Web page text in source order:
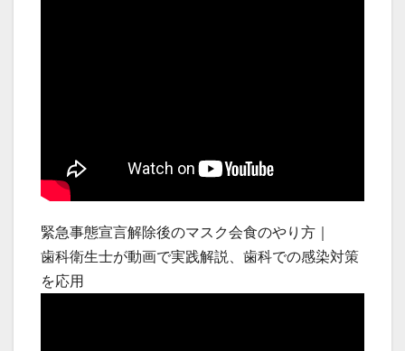
緊急事態宣言解除後のマスク会食のやり方｜
歯科衛生士が動画で実践解説、歯科での感染対策
を応用